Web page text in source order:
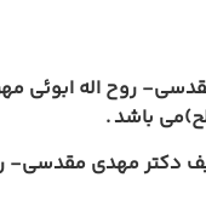
روح اله ابوئی
باشد.
دکتر مهدی مقدسی-